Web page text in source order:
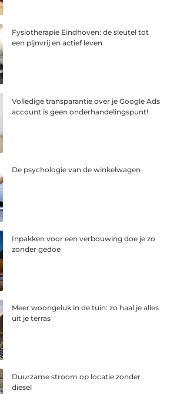
Fysiotherapie Eindhoven: de sleutel tot
een pijnvrij en actief leven
Volledige transparantie over je Google Ads
account is geen onderhandelingspunt!
De psychologie van de winkelwagen
Inpakken voor een verbouwing doe je zo
zonder gedoe
Meer woongeluk in de tuin: zo haal je alles
uit je terras
Duurzame stroom op locatie zonder
diesel